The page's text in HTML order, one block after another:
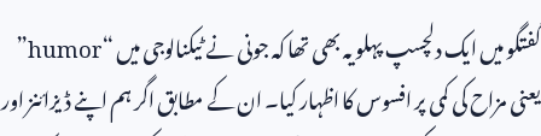
گفتگو میں ایک دلچسپ پہلو یہ بھی تھا کہ جونی نے ٹیکنالوجی میں “humor
”
یعنی مزاح کی کمی پر افسوس کا اظہار کیا۔ ان کے مطابق اگر ہم اپنے ڈیزائنز اور